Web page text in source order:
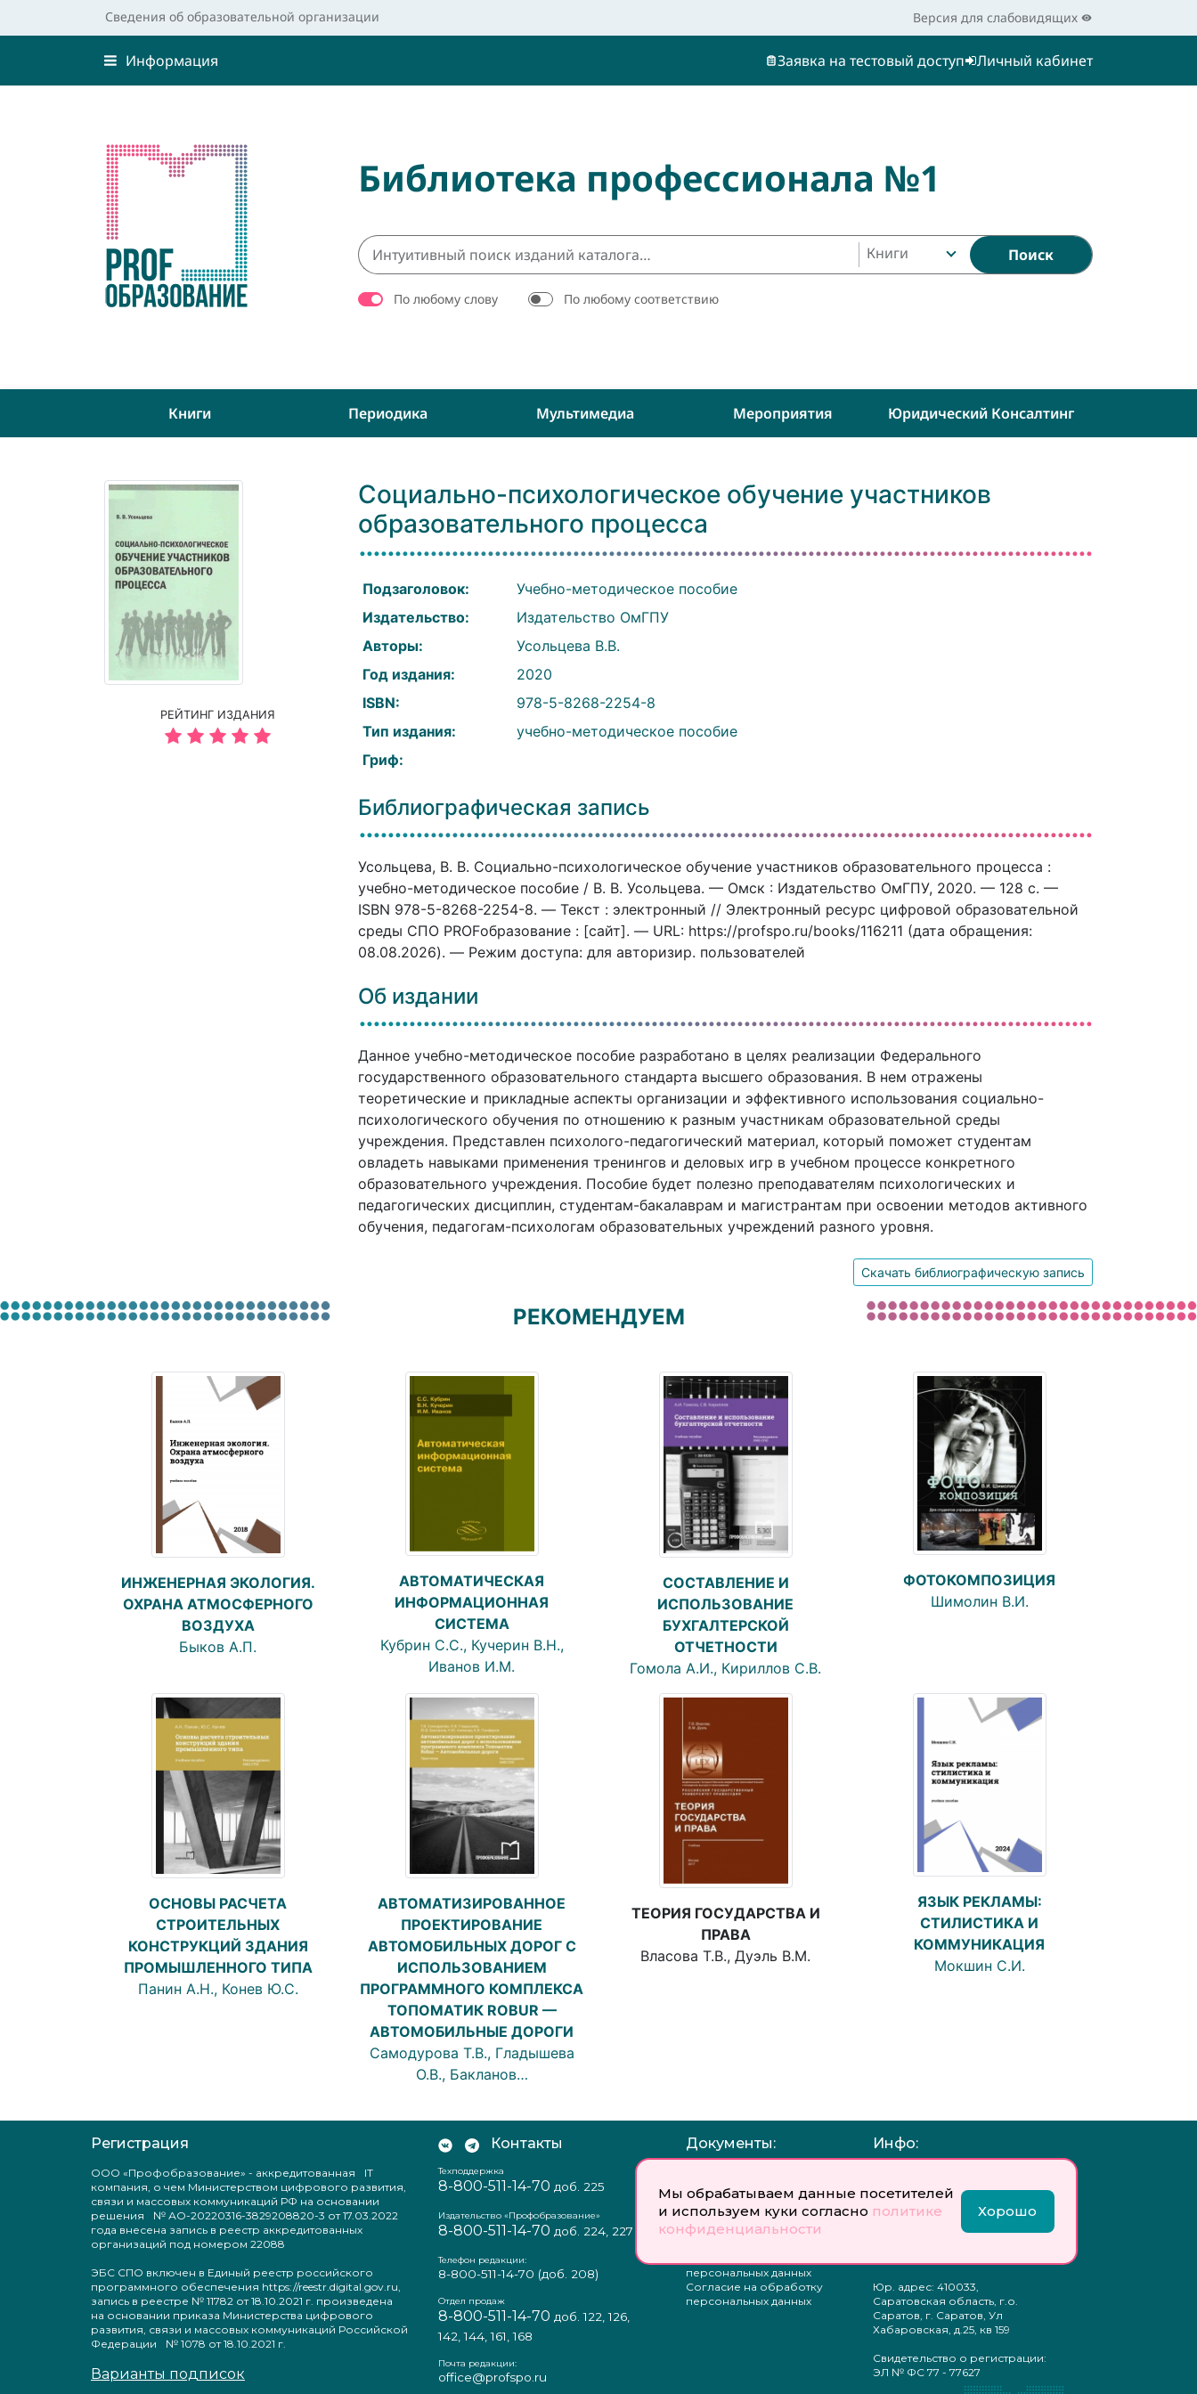
Мы обрабатываем данные посетителей
и используем куки согласно политике
конфиденциальности
Хорошо
Сведения об образовательной организации Версия для слабовидящих
Информация Заявка на тестовый доступ Личный кабинет
Библиотека профессионала №1
Книги Поиск
По любому слову По любому соответствию
Книги Периодика Мультимедиа Мероприятия Юридический Консалтинг
РЕЙТИНГ ИЗДАНИЯ
Социально-психологическое обучение участников
образовательного процесса
Подзаголовок:
Учебно-методическое пособие
Издательство:
Издательство ОмГПУ
Авторы:
Усольцева В.В.
Год издания:
2020
ISBN:
978-5-8268-2254-8
Тип издания:
учебно-методическое пособие
Гриф:
Библиографическая запись
Усольцева, В. В. Социально-психологическое обучение участников образовательного процесса :
учебно-методическое пособие / В. В. Усольцева. — Омск : Издательство ОмГПУ, 2020. — 128 c. —
ISBN 978-5-8268-2254-8. — Текст : электронный // Электронный ресурс цифровой образовательной
среды СПО PROFобразование : [сайт]. — URL: https://profspo.ru/books/116211 (дата обращения:
08.08.2026). — Режим доступа: для авторизир. пользователей
Об издании
Данное учебно-методическое пособие разработано в целях реализации Федерального
государственного образовательного стандарта высшего образования. В нем отражены
теоретические и прикладные аспекты организации и эффективного использования социально-
психологического обучения по отношению к разным участникам образовательной среды
учреждения. Представлен психолого-педагогический материал, который поможет студентам
овладеть навыками применения тренингов и деловых игр в учебном процессе конкретного
образовательного учреждения. Пособие будет полезно преподавателям психологических и
педагогических дисциплин, студентам-бакалаврам и магистрантам при освоении методов активного
обучения, педагогам-психологам образовательных учреждений разного уровня.
Скачать библиографическую запись
РЕКОМЕНДУЕМ
ИНЖЕНЕРНАЯ ЭКОЛОГИЯ.
ОХРАНА АТМОСФЕРНОГО
ВОЗДУХА
Быков А.П.
АВТОМАТИЧЕСКАЯ
ИНФОРМАЦИОННАЯ
СИСТЕМА
Кубрин С.С., Кучерин В.Н.,
Иванов И.М.
СОСТАВЛЕНИЕ И
ИСПОЛЬЗОВАНИЕ
БУХГАЛТЕРСКОЙ
ОТЧЕТНОСТИ
Гомола А.И., Кириллов С.В.
ФОТОКОМПОЗИЦИЯ
Шимолин В.И.
ОСНОВЫ РАСЧЕТА
СТРОИТЕЛЬНЫХ
КОНСТРУКЦИЙ ЗДАНИЯ
ПРОМЫШЛЕННОГО ТИПА
Панин А.Н., Конев Ю.С.
АВТОМАТИЗИРОВАННОЕ
ПРОЕКТИРОВАНИЕ
АВТОМОБИЛЬНЫХ ДОРОГ С
ИСПОЛЬЗОВАНИЕМ
ПРОГРАММНОГО КОМПЛЕКСА
ТОПОМАТИК ROBUR —
АВТОМОБИЛЬНЫЕ ДОРОГИ
Самодурова Т.В., Гладышева
О.В., Бакланов…
ТЕОРИЯ ГОСУДАРСТВА И
ПРАВА
Власова Т.В., Дуэль В.М.
ЯЗЫК РЕКЛАМЫ:
СТИЛИСТИКА И
КОММУНИКАЦИЯ
Мокшин С.И.
Регистрация
ООО «Профобразование» - аккредитованная IT
компания, о чем Министерством цифрового развития,
связи и массовых коммуникаций РФ на основании
решения № АО-20220316-3829208820-3 от 17.03.2022
года внесена запись в реестр аккредитованных
организаций под номером 22088
ЭБС СПО включен в Единый реестр российского
программного обеспечения https://reestr.digital.gov.ru,
запись в реестре № 11782 от 18.10.2021 г. произведена
на основании приказа Министерства цифрового
развития, связи и массовых коммуникаций Российской
Федерации № 1078 от 18.10.2021 г.
Варианты подписок
Контакты
Техподдержка
8-800-511-14-70 доб. 225
Издательство «Профобразование»
8-800-511-14-70 доб. 224, 227
Телефон редакции:
8-800-511-14-70 (доб. 208)
Отдел продаж
8-800-511-14-70 доб. 122, 126,
142, 144, 161, 168
Почта редакции:
office@profspo.ru
Документы:
персональных данных
Пользовательское
соглашение
Политика
персональных данных
Согласие на обработку
персональных данных
Инфо:
ограниченной
ответственностью
«Профобразование»
Юр. адрес: 410033,
Саратовская область, г.о.
Саратов, г. Саратов, Ул
Хабаровская, д.25, кв 159
Свидетельство о регистрации:
ЭЛ № ФС 77 - 77627